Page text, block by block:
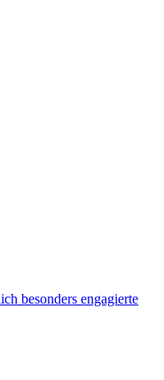
besonders engagierte